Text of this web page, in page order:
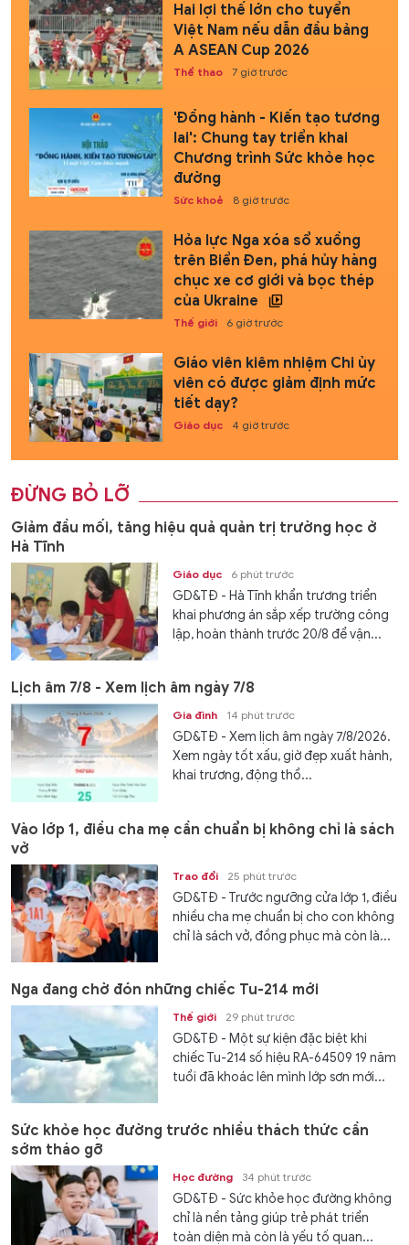
Hai lợi thế lớn cho tuyển
Việt Nam nếu dẫn đầu bảng
A ASEAN Cup 2026
Thể thao 7 giờ trước
'Đồng hành - Kiến tạo tương
lai': Chung tay triển khai
Chương trình Sức khỏe học
đường
Sức khoẻ 8 giờ trước
Hỏa lực Nga xóa sổ xuồng
trên Biển Đen, phá hủy hàng
chục xe cơ giới và bọc thép
của Ukraine
Thế giới 6 giờ trước
Giáo viên kiêm nhiệm Chi ủy
viên có được giảm định mức
tiết dạy?
Giáo dục 4 giờ trước
ĐỪNG BỎ LỠ
Giảm đầu mối, tăng hiệu quả quản trị trường học ở
Hà Tĩnh
Giáo dục 6 phút trước
GD&TĐ - Hà Tĩnh khẩn trương triển
khai phương án sắp xếp trường công
lập, hoàn thành trước 20/8 để vận...
Lịch âm 7/8 - Xem lịch âm ngày 7/8
Gia đình 14 phút trước
GD&TĐ - Xem lịch âm ngày 7/8/2026.
Xem ngày tốt xấu, giờ đẹp xuất hành,
khai trương, động thổ...
Vào lớp 1, điều cha mẹ cần chuẩn bị không chỉ là sách
vở
Trao đổi 25 phút trước
GD&TĐ - Trước ngưỡng cửa lớp 1, điều
nhiều cha mẹ chuẩn bị cho con không
chỉ là sách vở, đồng phục mà còn là...
Nga đang chờ đón những chiếc Tu-214 mới
Thế giới 29 phút trước
GD&TĐ - Một sự kiện đặc biệt khi
chiếc Tu-214 số hiệu RA-64509 19 năm
tuổi đã khoác lên mình lớp sơn mới...
Sức khỏe học đường trước nhiều thách thức cần
sớm tháo gỡ
Học đường 34 phút trước
GD&TĐ - Sức khỏe học đường không
chỉ là nền tảng giúp trẻ phát triển
toàn diện mà còn là yếu tố quan...